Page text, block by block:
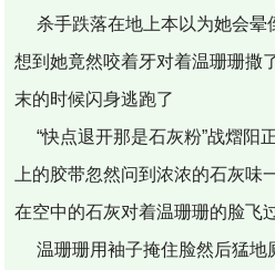
杀手跌落在地上本以为她会晕
想到她竟然咬着牙对着温珊珊撒
末的时候闪身逃跑了
“快点退开那是石灰粉”战熠阳
上的胶带忽然问到浓浓的石灰味
在空中的石灰对着温珊珊的脸飞
温珊珊用袖子掩住脸然后猛地